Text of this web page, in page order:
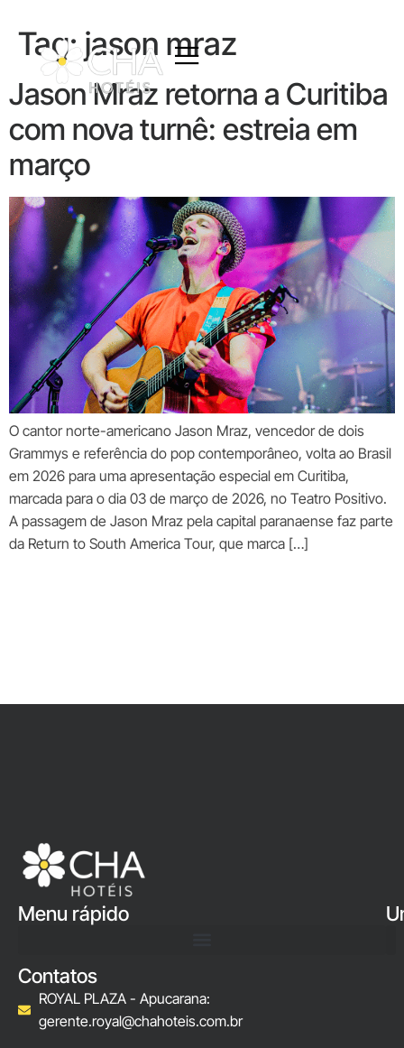
Tag:jason mraz
Jason Mraz retorna a Curitiba
com nova turnê: estreia em
março
O cantor norte-americano Jason Mraz, vencedor de dois
Grammys e referência do pop contemporâneo, volta ao Brasil
em 2026 para uma apresentação especial em Curitiba,
marcada para o dia 03 de março de 2026, no Teatro Positivo.
A passagem de Jason Mraz pela capital paranaense faz parte
da Return to South America Tour, que marca […]
Menu rápido
Contatos
ROYAL PLAZA - Apucarana:
gerente.royal@chahoteis.com.br